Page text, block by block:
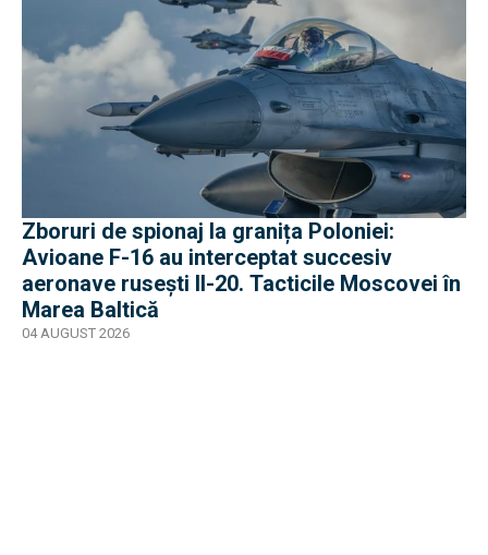
Zboruri de spionaj la granița Poloniei:
Avioane F-16 au interceptat succesiv
aeronave rusești Il-20. Tacticile Moscovei în
Marea Baltică
04 AUGUST 2026